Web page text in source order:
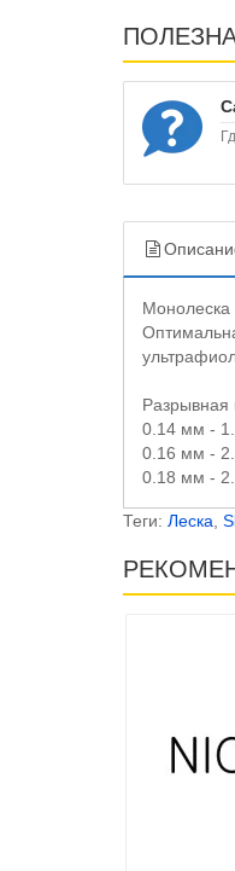
Монолеска
Разрывная
0.14 мм -
0.16 мм -
0.18 мм -
Теги: Леска